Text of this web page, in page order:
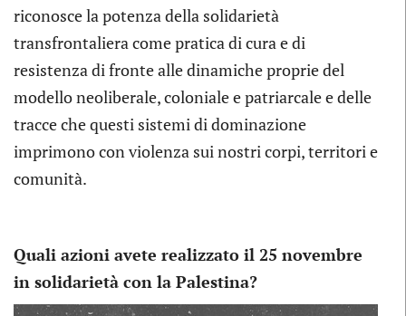
riconosce la potenza della solidarietà
transfrontaliera come pratica di cura e di
resistenza di fronte alle dinamiche proprie del
modello neoliberale, coloniale e patriarcale e delle
tracce che questi sistemi di dominazione
imprimono con violenza sui nostri corpi, territori e
comunità.
Quali azioni avete realizzato il 25 novembre
in solidarietà con la Palestina?